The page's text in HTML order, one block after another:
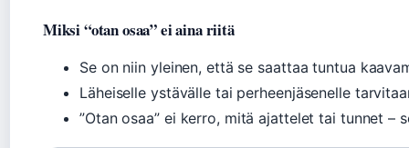
Miksi “otan osaa” ei aina riitä
Se on niin yleinen, että se saattaa tuntua
Läheiselle ystävälle tai perheenjäsenelle
”Otan osaa” ei kerro, mitä ajattelet tai tunnet –